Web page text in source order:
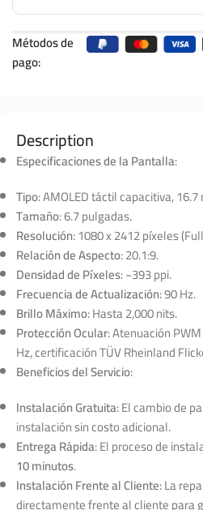
Métodos de
pago:
Description
Especificaciones de la Pantalla:
Tipo: AMOLED táctil capacitiva,
Tamaño: 6.7 pulgadas.
Resolución: 1080 x 2412 píxeles
Relación de Aspecto: 20.1:9.
Densidad de Píxeles: ~393 ppi.
Frecuencia de Actualización: 90 Hz.
Brillo Máximo: Hasta 2,000 nits.
Protección Ocular: Atenuación
Hz, certificación TÜV Rheinland
Beneficios del Servicio:
Instalación Gratuita: El cambio de
instalación sin costo adicional.
Entrega Rápida: El proceso de
10 minutos.
Instalación Frente al Cliente: La
directamente frente al cliente para